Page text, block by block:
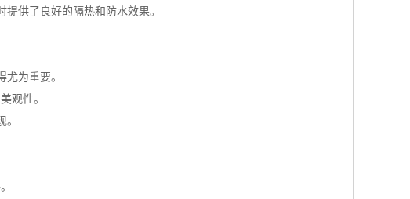
供了良好的隔热和防水效果。
为重要。
观性。